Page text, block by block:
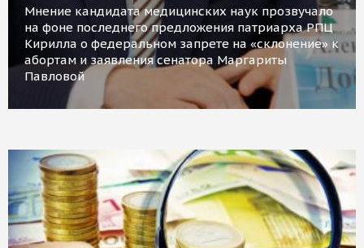
Мнение кандидата медицинских наук прозвучало
на фоне последнего предложения патриарха РПЦ
Кирилла о федеральном запрете на «склонение» к
абортам и заявления сенатора Маргариты
Павловой